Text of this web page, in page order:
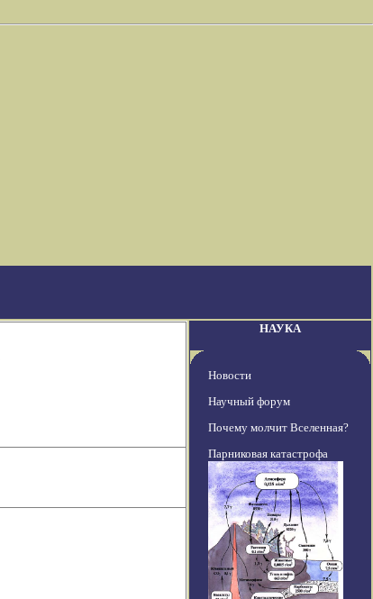
НАУКА
Новости
Научный форум
Почему молчит Вселенная?
Парниковая катастрофа